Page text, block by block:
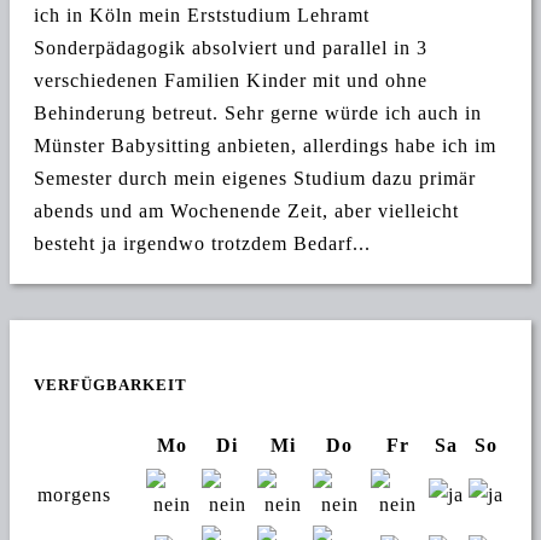
ich in Köln mein Erststudium Lehramt
Sonderpädagogik absolviert und parallel in 3
verschiedenen Familien Kinder mit und ohne
Behinderung betreut. Sehr gerne würde ich auch in
Münster Babysitting anbieten, allerdings habe ich im
Semester durch mein eigenes Studium dazu primär
abends und am Wochenende Zeit, aber vielleicht
besteht ja irgendwo trotzdem Bedarf...
VERFÜGBARKEIT
Mo Di Mi Do Fr Sa So
morgens